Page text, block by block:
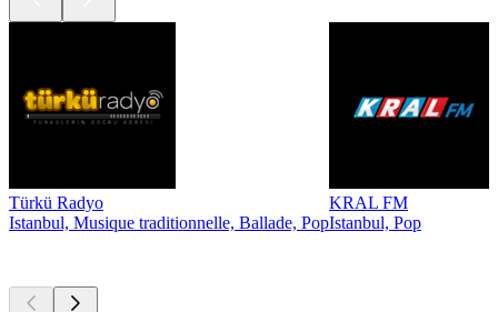
Türkü Radyo
Istanbul, Musique traditionnelle, Ballade, Pop
KRAL FM
Istanbul, Pop